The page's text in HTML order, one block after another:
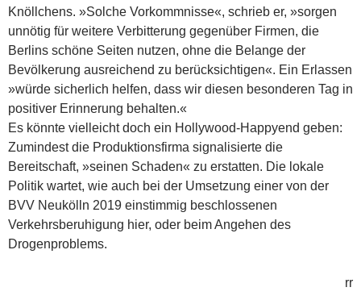
Knöllchens. »Solche Vorkommnisse«, schrieb er, »sorgen
unnötig für weitere Verbitterung gegenüber Firmen, die
Berlins schöne Seiten nutzen, ohne die Belange der
Bevölkerung ausreichend zu berücksichtigen«. Ein Erlassen
»würde sicherlich helfen, dass wir diesen besonderen Tag in
positiver Erinnerung behalten.«
Es könnte vielleicht doch ein Hollywood-Happyend geben:
Zumindest die Produktionsfirma signalisierte die
Bereitschaft, »seinen Schaden« zu erstatten. Die lokale
Politik wartet, wie auch bei der Umsetzung einer von der
BVV Neukölln 2019 einstimmig beschlossenen
Verkehrsberuhigung hier, oder beim Angehen des
Drogenproblems.
rr